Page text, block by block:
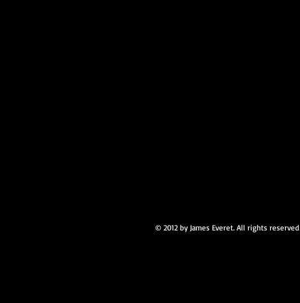
© 2012 by James Everet. All rights reserved